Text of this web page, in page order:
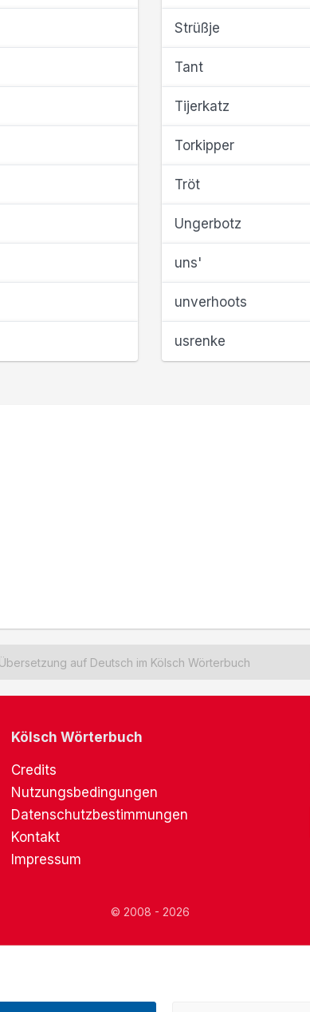
Strüßje
Tant
Tijerkatz
Torkipper
Tröt
Ungerbotz
uns'
unverhoots
usrenke
auf Deutsch im Kölsch Wörterbuch
Kölsch Wörterbuch
Credits
Nutzungsbedingungen
Datenschutzbestimmungen
Kontakt
Impressum
© 2008 - 2026